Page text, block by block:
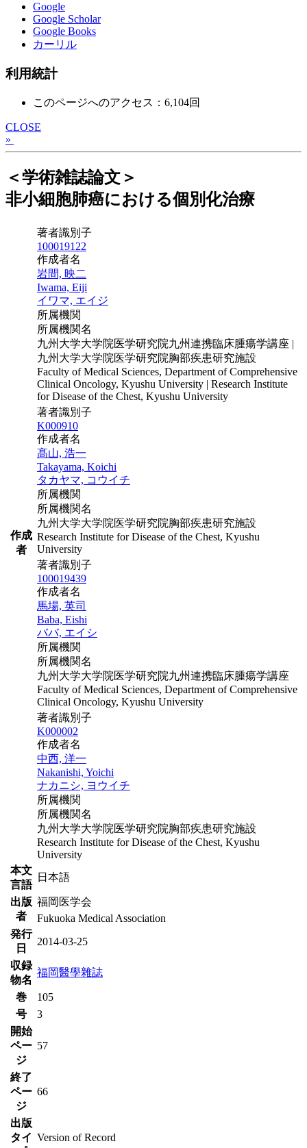
Google
Google Scholar
Google Books
カーリル
利用統計
このページへのアクセス：6,104回
CLOSE
»
＜学術雑誌論文＞
非小細胞肺癌における個別化治療
作成
者
著者識別子
100019122
作成者名
岩間, 映二
Iwama, Eiji
イワマ, エイジ
所属機関
所属機関名
九州大学大学院医学研究院九州連携臨床腫瘍学講座 |
九州大学大学院医学研究院胸部疾患研究施設
Faculty of Medical Sciences, Department of Comprehensive
Clinical Oncology, Kyushu University | Research Institute
for Disease of the Chest, Kyushu University
著者識別子
K000910
作成者名
髙山, 浩一
Takayama, Koichi
タカヤマ, コウイチ
所属機関
所属機関名
九州大学大学院医学研究院胸部疾患研究施設
Research Institute for Disease of the Chest, Kyushu
University
著者識別子
100019439
作成者名
馬場, 英司
Baba, Eishi
ババ, エイシ
所属機関
所属機関名
九州大学大学院医学研究院九州連携臨床腫瘍学講座
Faculty of Medical Sciences, Department of Comprehensive
Clinical Oncology, Kyushu University
著者識別子
K000002
作成者名
中西, 洋一
Nakanishi, Yoichi
ナカニシ, ヨウイチ
所属機関
所属機関名
九州大学大学院医学研究院胸部疾患研究施設
Research Institute for Disease of the Chest, Kyushu
University
本文
言語
日本語
出版
者
福岡医学会
Fukuoka Medical Association
発行
日
2014-03-25
収録
物名
福岡醫學雜誌
巻
105
号
3
開始
ペー
ジ
57
終了
ペー
ジ
66
出版
タイ Version of Record